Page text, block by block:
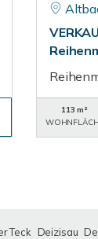
113 m²
Teck Deizisau